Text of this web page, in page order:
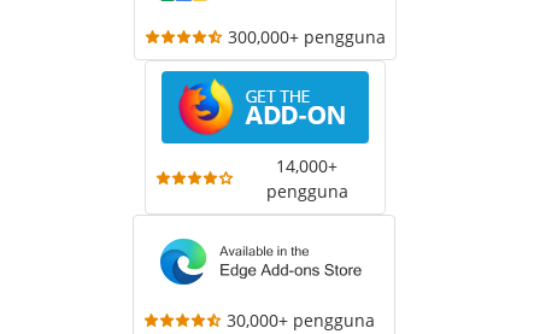
300,000+ pengguna
14,000+
pengguna
30,000+ pengguna